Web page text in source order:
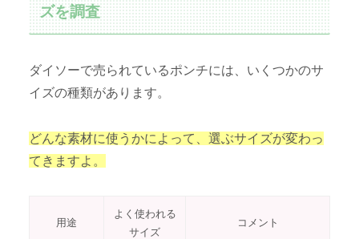
ズを調査
ダイソーで売られているポンチには、いくつかのサ
イズの種類があります。
どんな素材に使うかによって、選ぶサイズが変わっ
てきますよ。
用途
よく使われる
サイズ
コメント